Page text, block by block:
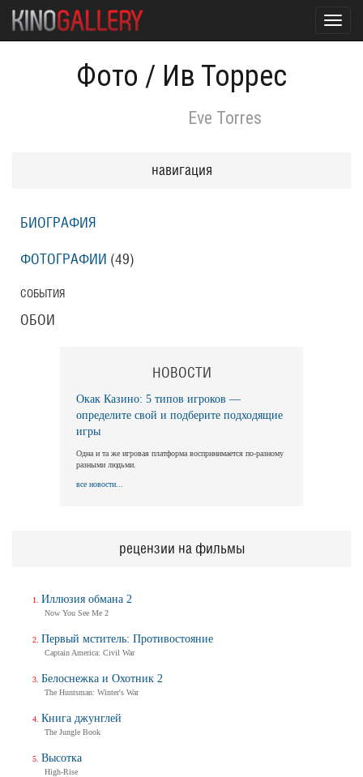
Фото / Ив Торрес
Eve Torres
навигация
БИОГРАФИЯ
ФОТОГРАФИИ (49)
СОБЫТИЯ
ОБОИ
НОВОСТИ
Окак Казино: 5 типов игроков —
определите свой и подберите подходящие
игры
Одна и та же игровая платформа воспринимается по-разному
разными людьми.
все новости...
рецензии на фильмы
Иллюзия обмана 2
Now You See Me 2
Первый мститель: Противостояние
Captain America: Civil War
Белоснежка и Охотник 2
The Huntsman: Winter's War
Книга джунглей
The Jungle Book
Высотка
High-Rise